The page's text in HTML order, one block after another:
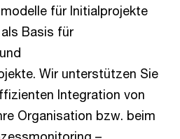
für Initialprojekte
Basis für
Wir unterstützen Sie
Integration von
Organisation bzw. beim